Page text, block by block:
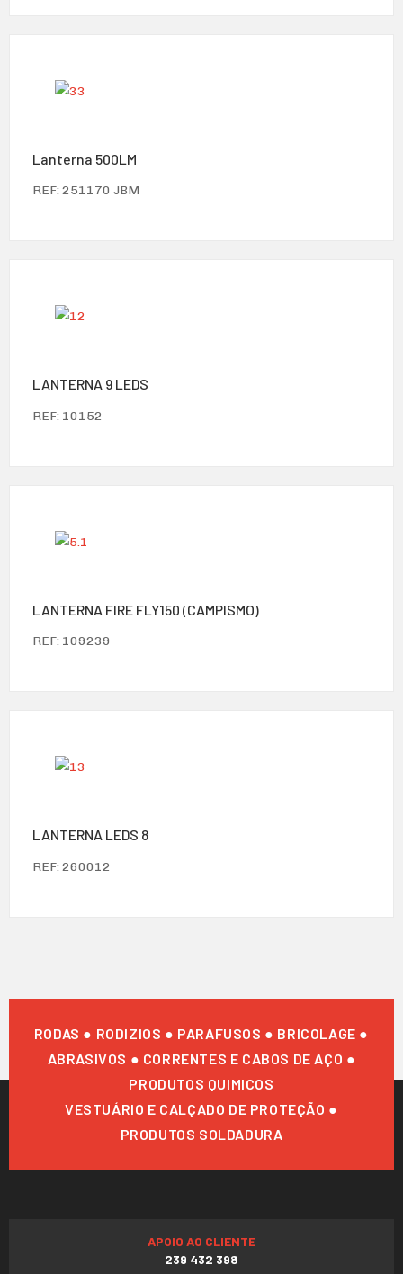
Lanterna 500LM
REF: 251170 JBM
LANTERNA 9 LEDS
REF: 10152
LANTERNA FIRE FLY150 (CAMPISMO)
REF: 109239
LANTERNA LEDS 8
REF: 260012
RODAS ● RODIZIOS ● PARAFUSOS ● BRICOLAGE ●
ABRASIVOS ● CORRENTES E CABOS DE AÇO ●
PRODUTOS QUIMICOS
VESTUÁRIO E CALÇADO DE PROTEÇÃO ●
PRODUTOS SOLDADURA
APOIO AO CLIENTE
239 432 398